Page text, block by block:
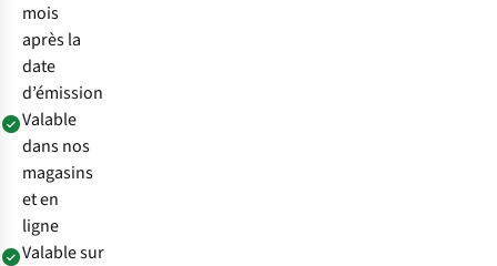
mois
après la
date
d’émission
Valable
dans nos
magasins
et en
ligne
Valable sur